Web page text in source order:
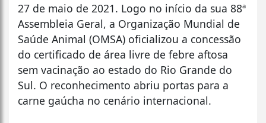
27 de maio de 2021. Logo no início da sua 88ª
Assembleia Geral, a Organização Mundial de
Saúde Animal (OMSA) oficializou a concessão
do certificado de área livre de febre aftosa
sem vacinação ao estado do Rio Grande do
Sul. O reconhecimento abriu portas para a
carne gaúcha no cenário internacional.